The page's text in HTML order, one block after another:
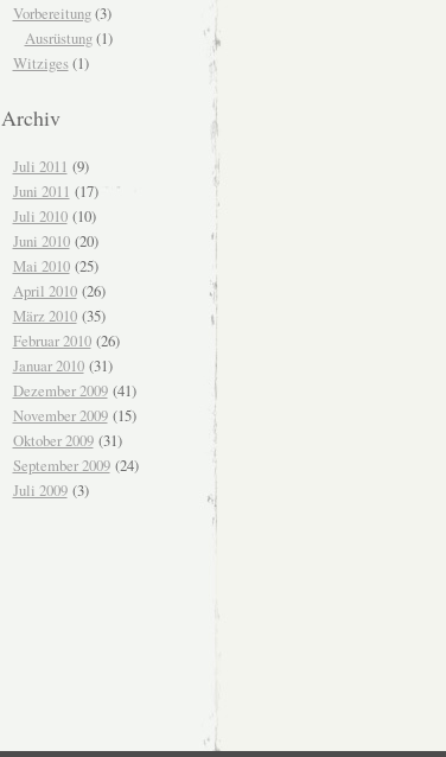
Vorbereitung(3)
Ausrüstung(1)
Witziges(1)
Archiv
Juli 2011 (9)
Juni 2011 (17)
Juli 2010(10)
Juni 2010(20)
Mai 2010(25)
April 2010(26)
März 2010(35)
Februar 2010(26)
Januar 2010(31)
Dezember 2009(41)
November 2009(15)
Oktober 2009(31)
September 2009(24)
Juli 2009(3)